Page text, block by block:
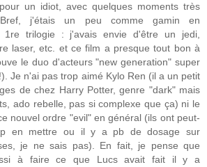
un idiot, avec quelques moments très
Bref, j'étais un peu comme gamin en
1re trilogie : j'avais envie d'être un jedi,
laser, etc. et ce film a presque tout bon à
le duo d'acteurs "new generation" super
Je n'ai pas trop aimé Kylo Ren (il a un petit
de chez Harry Potter, genre "dark" mais
ado rebelle, pas si complexe que ça) ni le
nouvel ordre "evil" en général (ils ont peut-
en mettre ou il y a pb de dosage sur
je ne sais pas). En fait, je pense que
à faire ce que Lucs avait fait il y a